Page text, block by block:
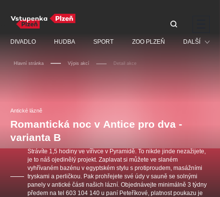
DIVADLO HUDBA SPORT ZOO PLZEŇ DALŠÍ
Kino
Hlavní stránka Výpis akcí Detail akce
Antické lázně
Romantická noc v Antice pro dva -
varianta B
Strávíte 1,5 hodiny ve vířivce v Pyramidě. To nikde jinde nezažijete,
je to náš ojedinělý projekt. Zaplavat si můžete ve slaném
vyhřívaném bazénu v egyptském stylu s protiproudem, masážními
tryskami a perličkou. Pak prohřejete své údy v sauně se solnými
panely v antické části našich lázní. Objednávejte minimálně 3 týdny
předem na tel 603 104 140 u paní Peteříkové, platnost poukazu je
Doporučujeme
JARO EVENT s.r.o.
Centrální rezervační
Veselá scéna Kalikovský
mlýn
Ostatní hledají
Nejnavštěvovanější